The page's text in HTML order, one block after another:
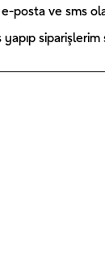
posta ve sms